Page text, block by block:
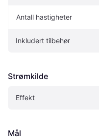
Antall hastigheter
Inkludert tilbehør
Strømkilde
Effekt
Mål